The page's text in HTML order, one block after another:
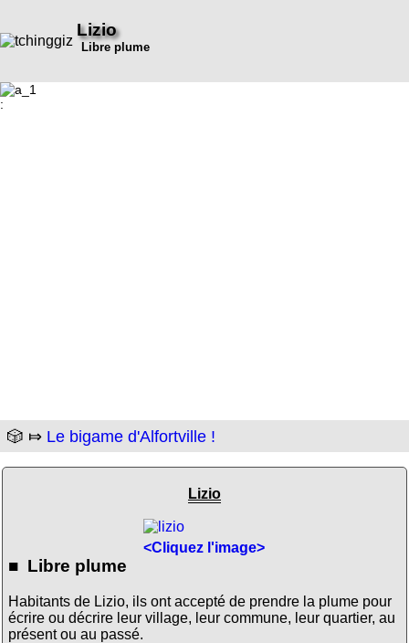
Lizio
Libre plume
:
🎲 ⤇ Le bigame d'Alfortville !
Lizio
<Cliquez l'image>
■ Libre plume
Habitants de Lizio, ils ont accepté de prendre la plume pour
écrire ou décrire leur village, leur commune, leur quartier, au
présent ou au passé.